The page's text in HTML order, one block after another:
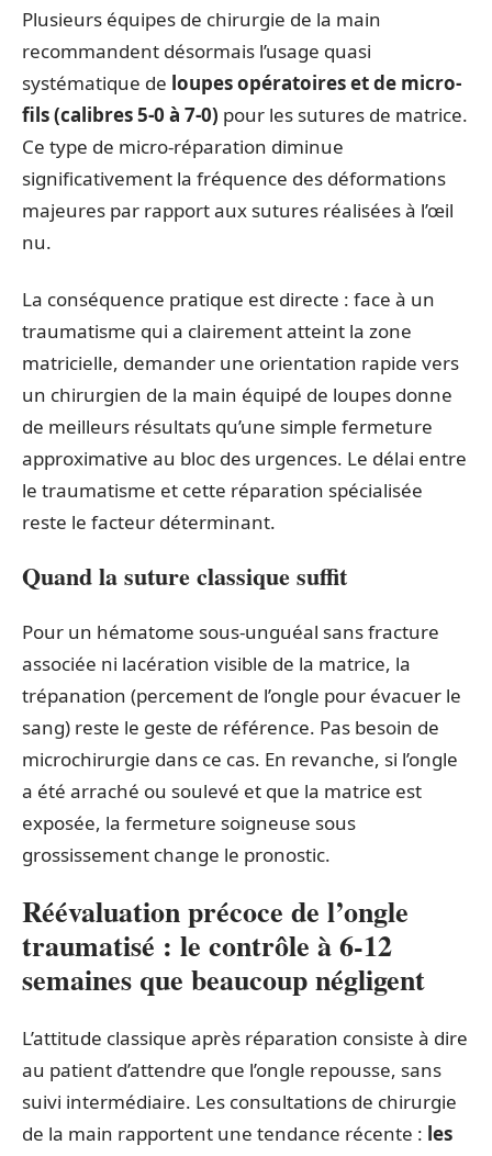
Plusieurs équipes de chirurgie de la main
recommandent désormais l’usage quasi
systématique de loupes opératoires et de micro-
fils (calibres 5-0 à 7-0) pour les sutures de matrice.
Ce type de micro-réparation diminue
significativement la fréquence des déformations
majeures par rapport aux sutures réalisées à l’œil
nu.
La conséquence pratique est directe : face à un
traumatisme qui a clairement atteint la zone
matricielle, demander une orientation rapide vers
un chirurgien de la main équipé de loupes donne
de meilleurs résultats qu’une simple fermeture
approximative au bloc des urgences. Le délai entre
le traumatisme et cette réparation spécialisée
reste le facteur déterminant.
Quand la suture classique suffit
Pour un hématome sous-unguéal sans fracture
associée ni lacération visible de la matrice, la
trépanation (percement de l’ongle pour évacuer le
sang) reste le geste de référence. Pas besoin de
microchirurgie dans ce cas. En revanche, si l’ongle
a été arraché ou soulevé et que la matrice est
exposée, la fermeture soigneuse sous
grossissement change le pronostic.
Réévaluation précoce de l’ongle
traumatisé : le contrôle à 6-12
semaines que beaucoup négligent
L’attitude classique après réparation consiste à dire
au patient d’attendre que l’ongle repousse, sans
suivi intermédiaire. Les consultations de chirurgie
de la main rapportent une tendance récente : les